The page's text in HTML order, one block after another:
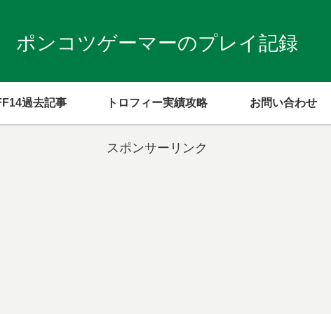
ポンコツゲーマーのプレイ記録
過去記事 トロフィー実績攻略 お問い合わせ
スポンサーリンク